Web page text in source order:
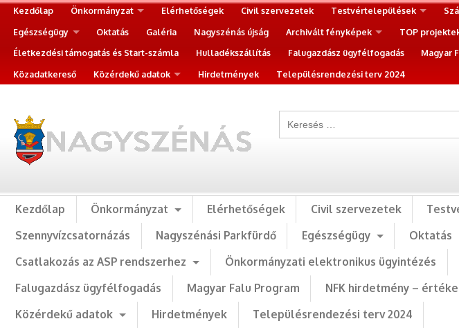
Kezdőlap Önkormányzat Elérhetőségek Civil szervezetek Testvértelepülések
Egészségügy
Oktatás Galéria Nagyszénás újság Archivált fényképek TOP
Életkezdési támogatás és Start-számla
Hulladékszállítás Falugazdász ügyfélfogadás Magyar
Közadatkereső
Közérdekű adatok Hirdetmények Településrendezési terv 2024
Kezdőlap Önkormányzat Elérhetőségek Civil szervezetek
Szennyvízcsatornázás
Nagyszénási Parkfürdő Egészségügy Oktatás
Csatlakozás az ASP rendszerhez
Önkormányzati elektronikus ügyintézés
Falugazdász ügyfélfogadás
Magyar Falu Program NFK hirdetmény –
Közérdekű adatok
Hirdetmények Településrendezési terv 2024